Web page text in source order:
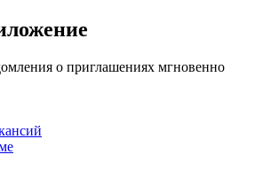
о приглашениях мгновенно